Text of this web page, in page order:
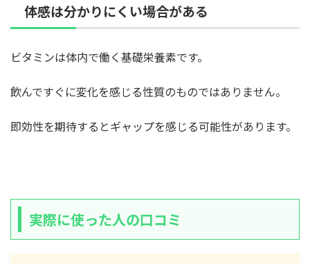
体感は分かりにくい場合がある
ビタミンは体内で働く基礎栄養素です。
飲んですぐに変化を感じる性質のものではありません。
即効性を期待するとギャップを感じる可能性があります。
実際に使った人の口コミ